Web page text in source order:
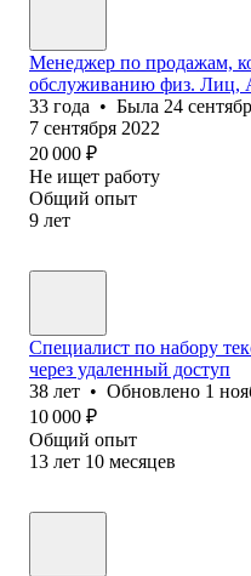
Менеджер по продажам,
обслуживанию физ. Лиц,
33 года • Была 24
7 сентября 2022
20 000 ₽
Не ищет работу
Общий опыт
9 лет
Специалист по набору
через удаленный доступ
38 лет • Обновлено 1
10 000 ₽
Общий опыт
13 лет 10 месяцев